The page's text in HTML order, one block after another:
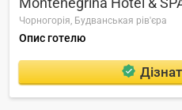
Чорногорія, Будванськая рів'єра
Опис готелю